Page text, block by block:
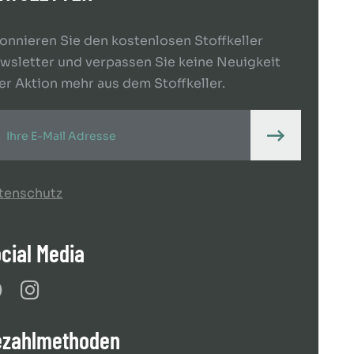
Sie den kostenlosen Stoffkeller
und verpassen Sie keine Neuigkeit
Aktion mehr aus dem Stoffkeller.
Media